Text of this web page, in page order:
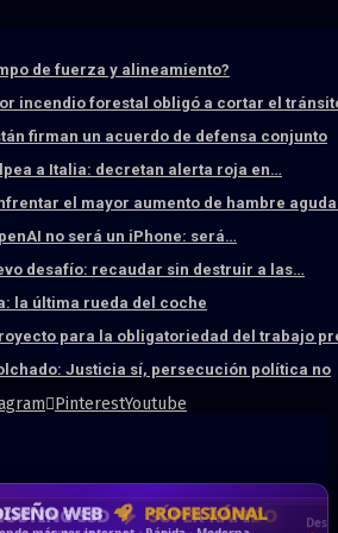
de fuerza y alineamiento?
incendio forestal obligó a cortar el
firman un acuerdo de defensa conjunto
a Italia: decretan alerta roja en…
el mayor aumento de hambre
no será un iPhone: será…
desafío: recaudar sin destruir a las…
la última rueda del coche
para la obligatoriedad del trabajo
Justicia sí, persecución política no
PinterestYoutube
SSD SÚPER RÁPIDO
WEB PROFESIONAL
& DASHBOARD A MEDIDA
CORPORATIVO